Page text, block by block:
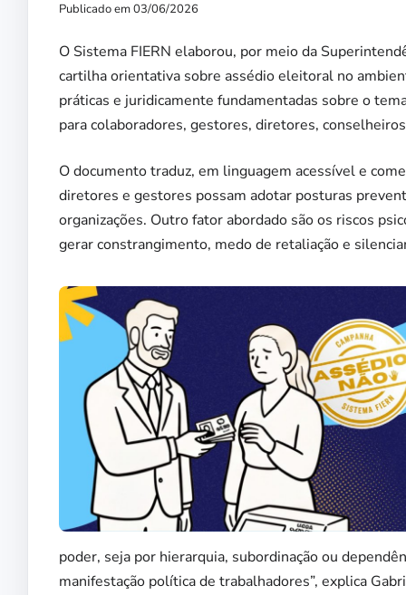
Publicado em 03/06/2026
O Sistema FIERN elaborou, por meio da
cartilha orientativa sobre assédio eleitoral no
práticas e juridicamente fundamentadas sobre o
para colaboradores, gestores, diretores,
O documento traduz, em linguagem acessível e
diretores e gestores possam adotar posturas
organizações. Outro fator abordado são os riscos
gerar constrangimento, medo de retaliação e
poder, seja por hierarquia, subordinação ou
manifestação política de trabalhadores”, explica